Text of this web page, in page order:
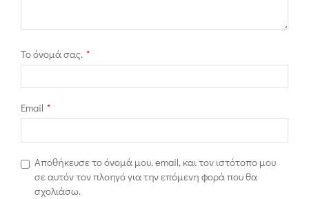
Το όνομά σας. *
Email *
Αποθήκευσε το όνομά μου, email, και τον ιστότοπο μου
σε αυτόν τον πλοηγό για την επόμενη φορά που θα
σχολιάσω.